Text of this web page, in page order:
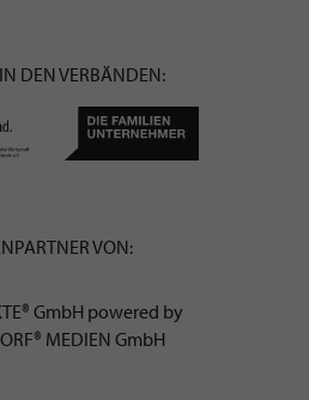
DEN VERBÄNDEN:
VON:
GmbH powered by
MEDIEN GmbH